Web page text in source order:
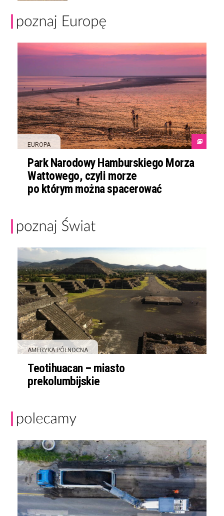
EUROPA
Park Narodowy Hamburskiego Morza
Wattowego, czyli morze
po którym można spacerować
AMERYKA PÓŁNOCNA
Teotihuacan – miasto
prekolumbijskie